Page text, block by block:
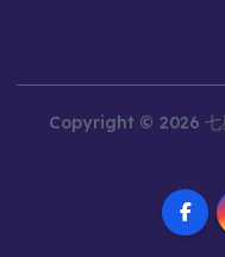
Copyright © 2026 七